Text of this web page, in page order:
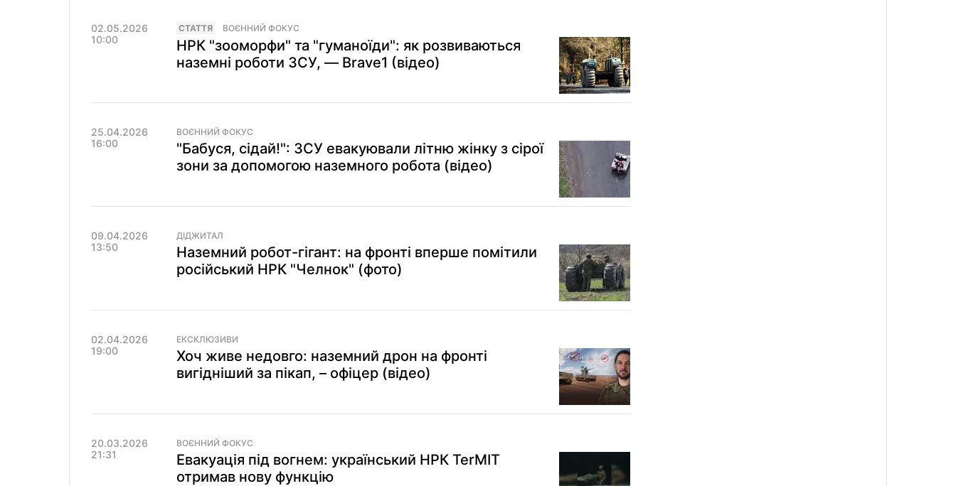
02.05.2026
10:00
СТАТТЯ ВОЄННИЙ ФОКУС
НРК "зооморфи" та "гуманоїди": як розвиваються
наземні роботи ЗСУ, — Brave1 (відео)
25.04.2026
16:00
ВОЄННИЙ ФОКУС
"Бабуся, сідай!": ЗСУ евакуювали літню жінку з сірої
зони за допомогою наземного робота (відео)
09.04.2026
13:50
ДІДЖИТАЛ
Наземний робот-гігант: на фронті вперше помітили
російський НРК "Челнок" (фото)
02.04.2026
19:00
ЕКСКЛЮЗИВИ
Хоч живе недовго: наземний дрон на фронті
вигідніший за пікап, – офіцер (відео)
20.03.2026
21:31
ВОЄННИЙ ФОКУС
Евакуація під вогнем: український НРК TerMIT
отримав нову функцію